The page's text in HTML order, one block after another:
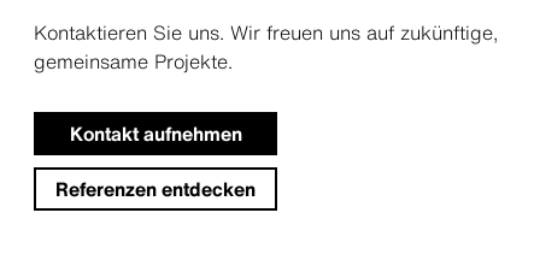
Kontaktieren Sie uns. Wir freuen uns auf zukünftige,
gemeinsame Projekte.
Kontakt aufnehmen
Referenzen entdecken